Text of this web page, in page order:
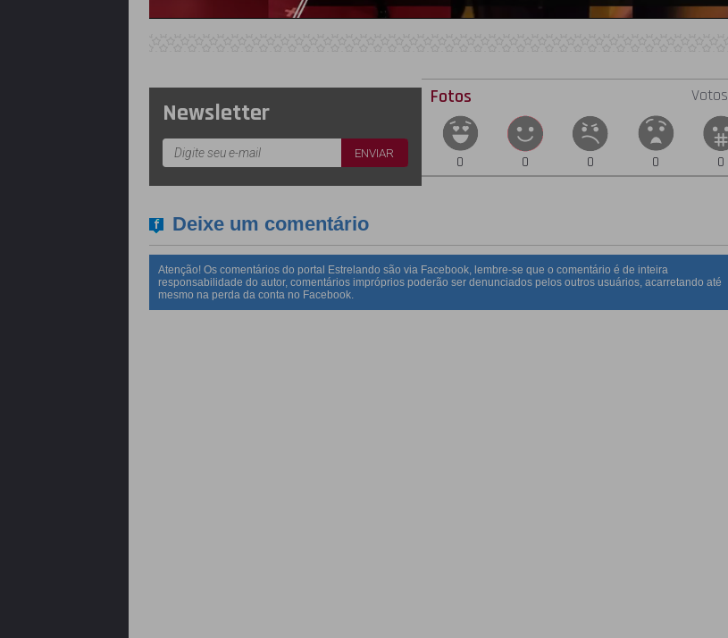
Newsletter
Fotos Votos
0 0 0 0 0
Deixe um comentário
Atenção! Os comentários do portal Estrelando são via Facebook, lembre-se que o comentário é de inteira
responsabilidade do autor, comentários impróprios poderão ser denunciados pelos outros usuários, acarretando até
mesmo na perda da conta no Facebook.